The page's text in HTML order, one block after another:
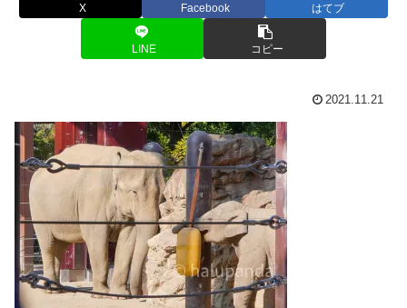
X Facebook はてブ
LINE コピー
2021.11.21